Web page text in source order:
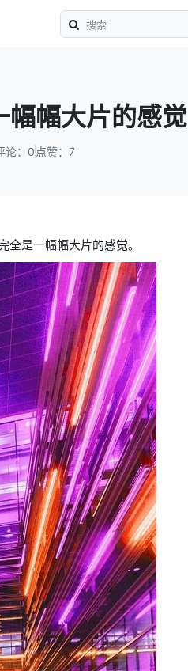
幅幅大片的感觉
论：0 点赞：7
是一幅幅大片的感觉。